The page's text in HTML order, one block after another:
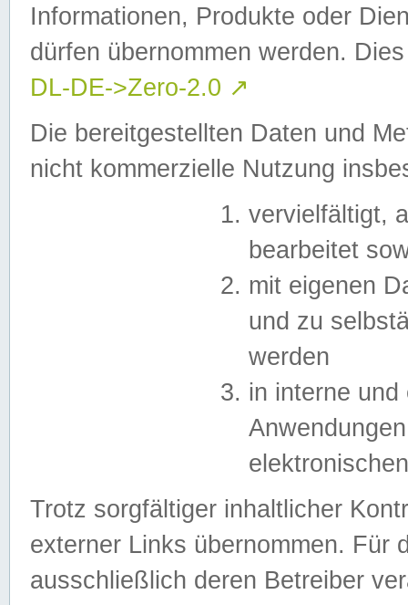
Informationen, Produkte oder
dürfen übernommen werden.
DL-DE->Zero-2.0 ↗
Die bereitgestellten Daten und
nicht kommerzielle Nutzung
vervielfältigt,
bearbeitet
mit eigenen
und zu
werden
in interne
Trotz sorgfältiger inhaltlicher
externer Links übernommen. Für
ausschließlich deren Betreiber